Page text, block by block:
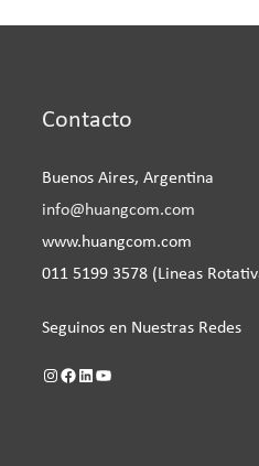
Contacto
Buenos Aires, Argentina
info@huangcom.com
www.huangcom.com
011 5199 3578 (Lineas
Seguinos en Nuestras Redes